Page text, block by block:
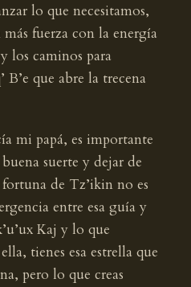
lo que necesitamos,
fuerza con la energía
los caminos para
B’e que abre la trecena
mi papá, es importante
suerte y dejar de
de Tz’ikin no es
entre esa guía y
Kaj y lo que
tienes esa estrella que
pero lo que creas